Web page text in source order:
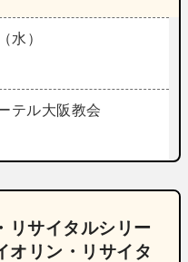
水）
テル大阪教会
リサイタルシリー
オリン・リサイタ